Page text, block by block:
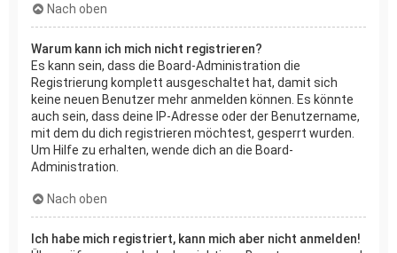
Nach oben
Warum kann ich mich nicht registrieren?
Es kann sein, dass die Board-Administration die
Registrierung komplett ausgeschaltet hat, damit sich
keine neuen Benutzer mehr anmelden können. Es könnte
auch sein, dass deine IP-Adresse oder der Benutzername,
mit dem du dich registrieren möchtest, gesperrt wurden.
Um Hilfe zu erhalten, wende dich an die Board-
Administration.
Nach oben
Ich habe mich registriert, kann mich aber nicht anmelden!